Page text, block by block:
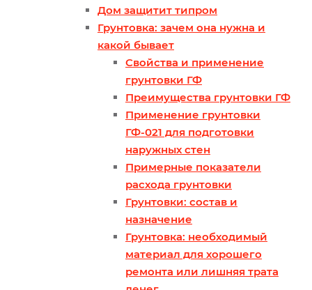
Дом защитит типром
Грунтовка: зачем она нужна и
какой бывает
Свойства и применение
грунтовки ГФ
Преимущества грунтовки ГФ
Применение грунтовки
ГФ-021 для подготовки
наружных стен
Примерные показатели
расхода грунтовки
Грунтовки: состав и
назначение
Грунтовка: необходимый
материал для хорошего
ремонта или лишняя трата